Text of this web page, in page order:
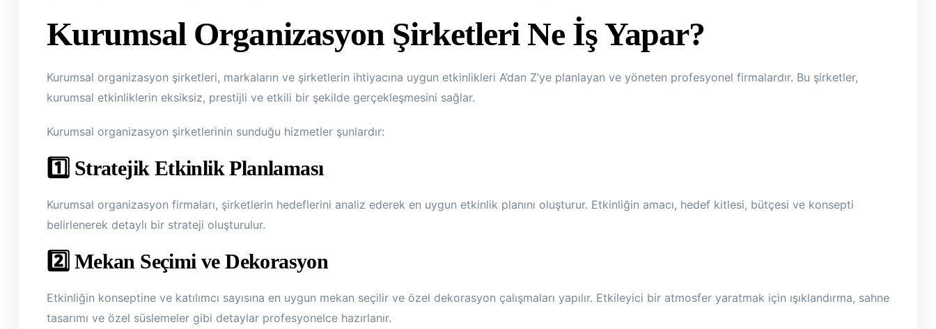
Kurumsal Organizasyon Şirketleri Ne İş Yapar?
Kurumsal organizasyon şirketleri, markaların ve şirketlerin ihtiyacına uygun etkinlikleri A’dan Z’ye planlayan ve yöneten profesyonel firmalardır. Bu şirketler,
kurumsal etkinliklerin eksiksiz, prestijli ve etkili bir şekilde gerçekleşmesini sağlar.
Kurumsal organizasyon şirketlerinin sunduğu hizmetler şunlardır:
1️⃣ Stratejik Etkinlik Planlaması
Kurumsal organizasyon firmaları, şirketlerin hedeflerini analiz ederek en uygun etkinlik planını oluşturur. Etkinliğin amacı, hedef kitlesi, bütçesi ve konsepti
belirlenerek detaylı bir strateji oluşturulur.
2️⃣ Mekan Seçimi ve Dekorasyon
Etkinliğin konseptine ve katılımcı sayısına en uygun mekan seçilir ve özel dekorasyon çalışmaları yapılır. Etkileyici bir atmosfer yaratmak için ışıklandırma, sahne
tasarımı ve özel süslemeler gibi detaylar profesyonelce hazırlanır.